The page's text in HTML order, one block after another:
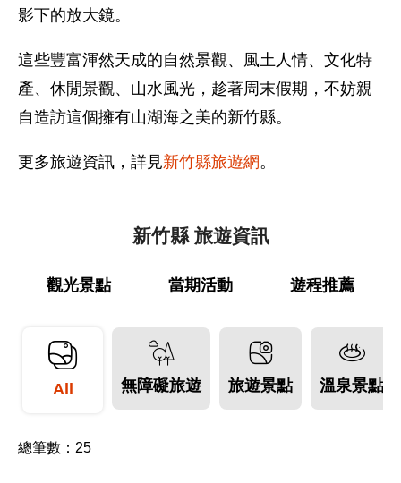
影下的放大鏡。
這些豐富渾然天成的自然景觀、風土人情、文化特
產、休閒景觀、山水風光，趁著周末假期，不妨親
自造訪這個擁有山湖海之美的新竹縣。
更多旅遊資訊，詳見新竹縣旅遊網。
新竹縣 旅遊資訊
觀光景點 當期活動 遊程推薦
All 無障礙旅遊 旅遊景點 溫泉景點
總筆數： 25